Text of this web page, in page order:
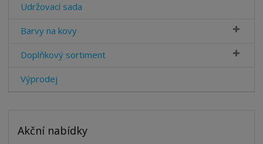
Udržovací sada
Barvy na kovy
Doplňkový sortiment
Výprodej
Akční nabídky